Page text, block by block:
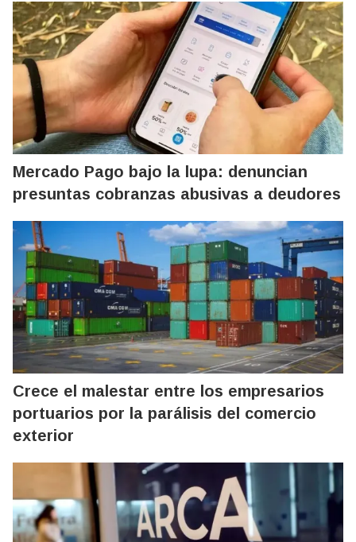
Mercado Pago bajo la lupa: denuncian
presuntas cobranzas abusivas a deudores
Crece el malestar entre los empresarios
portuarios por la parálisis del comercio
exterior